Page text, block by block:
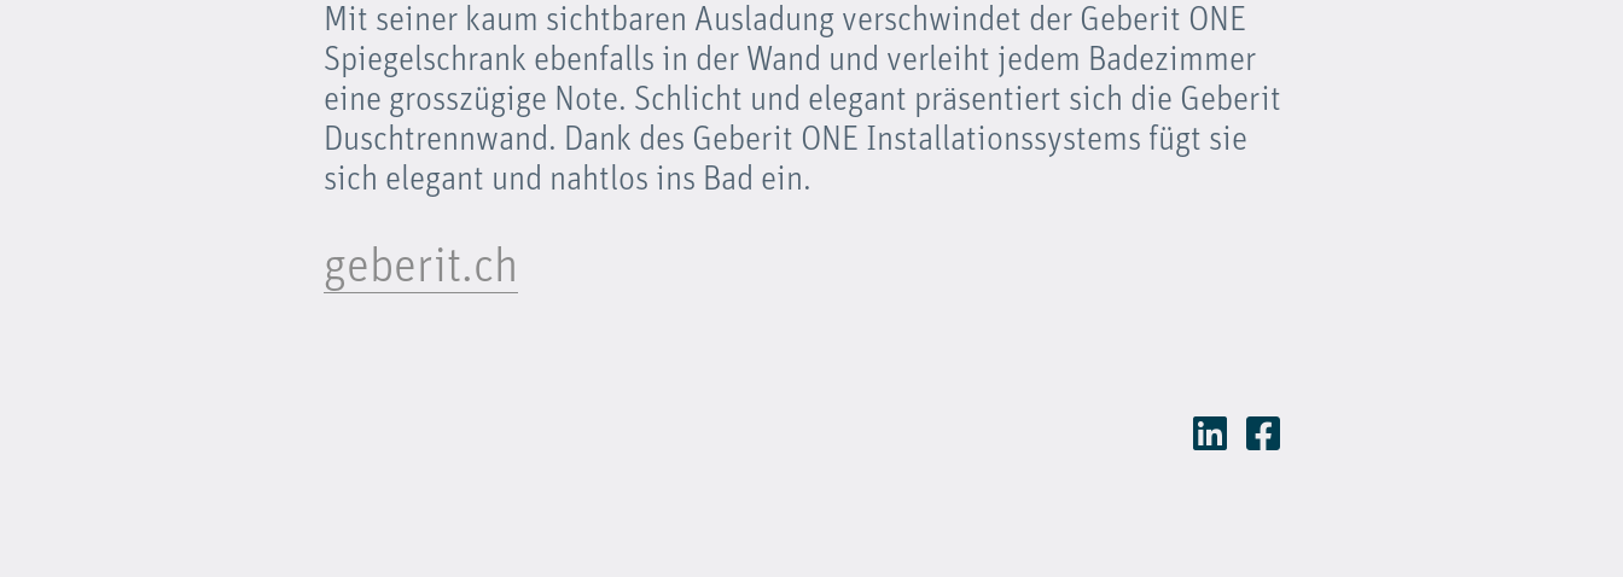
Mit seiner kaum sichtbaren Ausladung verschwindet der Geberit ONE
Spiegelschrank ebenfalls in der Wand und verleiht jedem Badezimmer
eine grosszügige Note. Schlicht und elegant präsentiert sich die Geberit
Duschtrennwand. Dank des Geberit ONE Installationssystems fügt sie
sich elegant und nahtlos ins Bad ein.
geberit.ch